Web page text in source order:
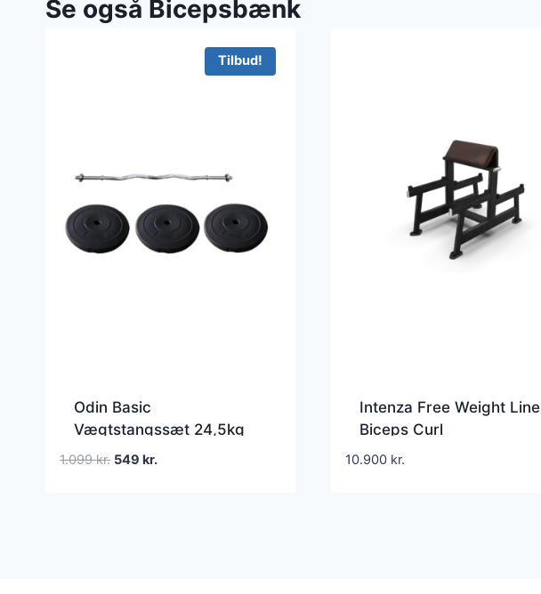
Se også Bicepsbænk
Tilbud!
Odin Basic
Vægtstangssæt 24,5kg
1.099kr. Den
549 kr.Den
Intenza Free Weight Line
Biceps Curl
Træningsbænk
10.900 kr.